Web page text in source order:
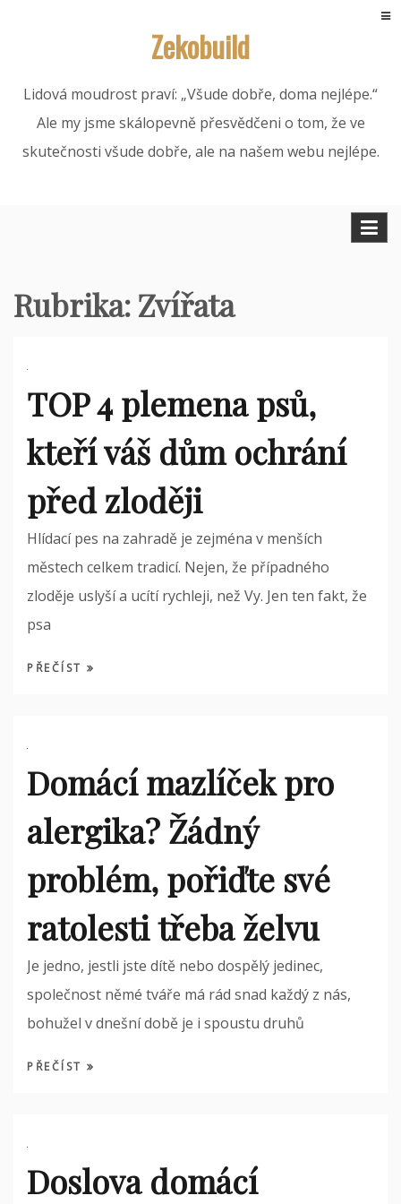
Zekobuild
Lidová moudrost praví: „Všude dobře, doma nejlépe.“
Ale my jsme skálopevně přesvědčeni o tom, že ve
skutečnosti všude dobře, ale na našem webu nejlépe.
Rubrika:Zvířata
TOP 4 plemena psů,
kteří váš dům ochrání
před zloději
Hlídací pes na zahradě je zejména v menších
městech celkem tradicí. Nejen, že případného
zloděje uslyší a ucítí rychleji, než Vy. Jen ten fakt, že
psa
PŘEČÍST
Domácí mazlíček pro
alergika? Žádný
problém, pořiďte své
ratolesti třeba želvu
Je jedno, jestli jste dítě nebo dospělý jedinec,
společnost němé tváře má rád snad každý z nás,
bohužel v dnešní době je i spoustu druhů
PŘEČÍST
Doslova domácí